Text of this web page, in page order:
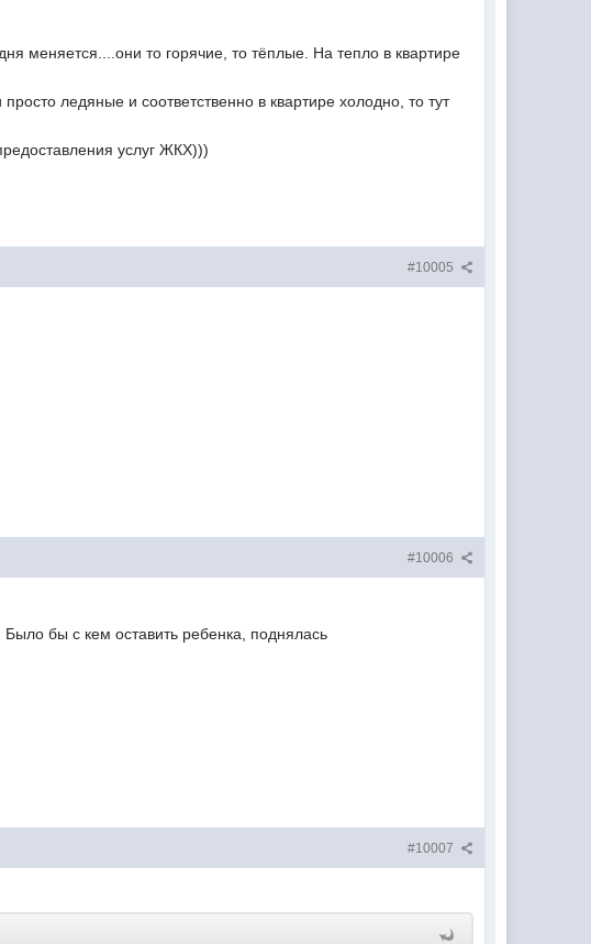
меняется....они то горячие, то тёплые. На тепло в квартире
ледяные и соответственно в квартире холодно, то тут
услуг ЖКХ)))
#10005
#10006
бы с кем оставить ребенка, поднялась
#10007